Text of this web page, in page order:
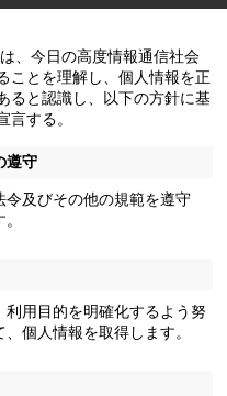
、今日の高度情報通信社会
ことを理解し、個人情報を正
ると認識し、以下の方針に基
言する。
遵守
令及びその他の規範を遵守
用目的を明確化するよう努
個人情報を取得します。